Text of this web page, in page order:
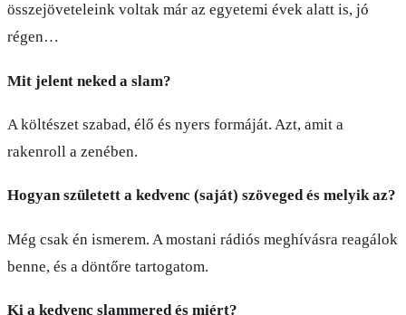
összejöveteleink voltak már az egyetemi évek alatt is, jó
régen…
Mit jelent neked a slam?
A költészet szabad, élő és nyers formáját. Azt, amit a
rakenroll a zenében.
Hogyan született a kedvenc (saját) szöveged és melyik az?
Még csak én ismerem. A mostani rádiós meghívásra reagálok
benne, és a döntőre tartogatom.
Ki a kedvenc slammered és miért?